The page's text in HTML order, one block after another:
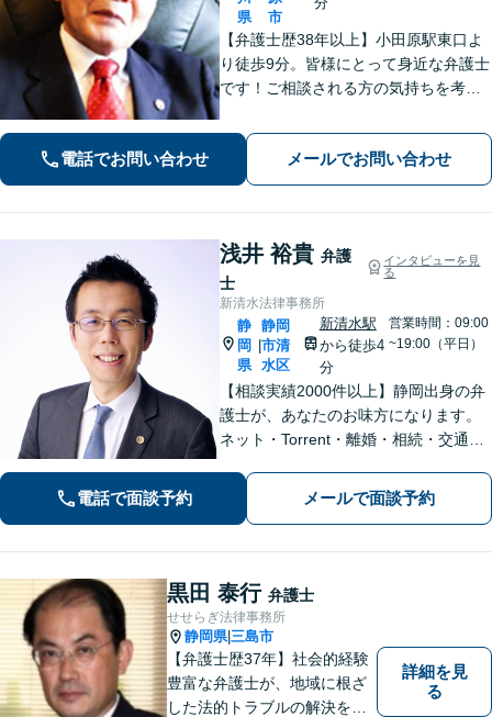
県
市
【弁護士歴38年以上】小田原駅東口よ
り徒歩9分。皆様にとって身近な弁護士
です！ご相談される方の気持ちを考え
して頼んで良かったと思われる、そう
いう弁護士でいようと日々努めていま
す。 まずはご相談ください。
電話でお問い合わせ メールでお問い合わせ
浅井 裕貴 弁護
士
インタビューを見
る
新清水法律事務所
静
岡
県
静岡
市清
水区
新清水駅
から徒歩4
分
営業時間：09:00
~19:00（平日）
【相談実績2000件以上】静岡出身の弁
護士が、あなたのお味方になります。
ネット・Torrent・離婚・相続・交通事
談ください。初回電話10分無料。全国
対応。親身なサポートをいたします。
電話で面談予約 メールで面談予約
黒田 泰行 弁護士
せせらぎ法律事務所
静岡県| 三島市
【弁護士歴37年】社会的経験
豊富な弁護士が、地域に根ざ
した法的トラブルの解決を目
詳細を見
る